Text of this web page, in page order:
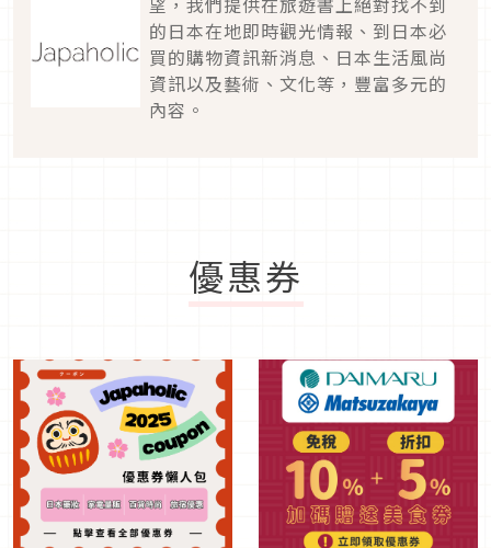
的日本在地即時觀光情報、到日本必
買的購物資訊新消息、日本生活風尚
資訊以及藝術、文化等，豐富多元的
內容。
優惠券